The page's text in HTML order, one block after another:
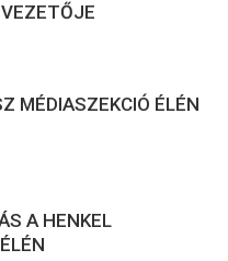
MÉDIASZEKCIÓ ÉLÉN
A HENKEL